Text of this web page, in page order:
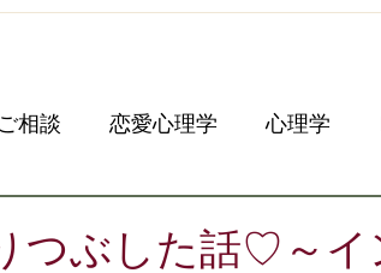
ご相談 恋愛心理学 心理学
つぶした話♡～イ